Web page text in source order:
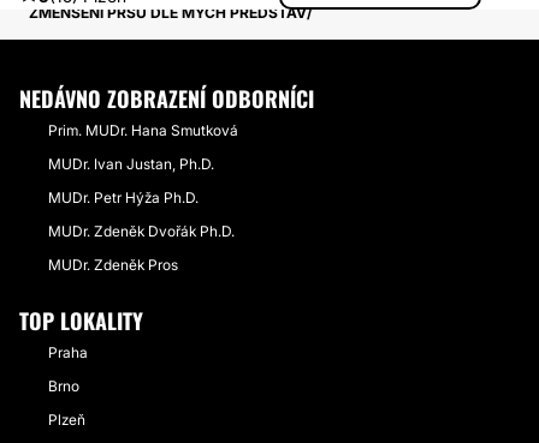
ZMENŠENÍ PRSŮ DLE MÝCH PŘEDSTAV
NEDÁVNO ZOBRAZENÍ ODBORNÍCI
Prim. MUDr. Hana Smutková
MUDr. Ivan Justan, Ph.D.
MUDr. Petr Hýža Ph.D.
MUDr. Zdeněk Dvořák Ph.D.
MUDr. Zdeněk Pros
TOP LOKALITY
Praha
Brno
Plzeň